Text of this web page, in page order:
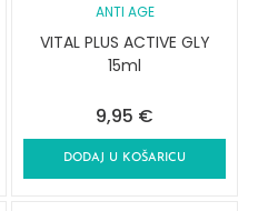
ANTI AGE
VITAL PLUS ACTIVE GLY
15ml
9,95 €
DODAJ U KOŠARICU